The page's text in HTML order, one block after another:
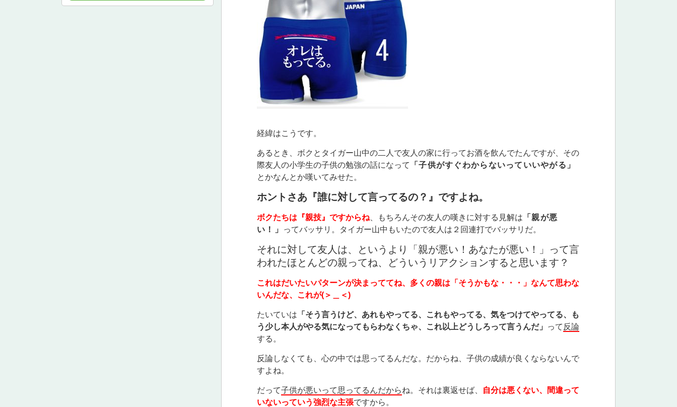
経緯はこうです。
あるとき、ボクとタイガー山中の二人で友人の家に行ってお酒を飲んでたんですが、その
際友人の小学生の子供の勉強の話になって
「子供がすぐわからないっていいやがる」
とかなんとか嘆いてみせた。
ホントさあ『誰に対して言ってるの？』ですよね。
ボクたちは『親技』ですからね 、もちろんその友人の嘆きに対する見解は 「親が悪
い！」
ってバッサリ。タイガー山中もいたので友人は２回連打でバッサリだ。
それに対して友人は、というより「親が悪い！あなたが悪い！」って言
われたほとんどの親ってね、どういうリアクションすると思います？
これはだいたいパターンが決まっててね、多くの親は「そうかもな・・・」なんて思わな
いんだな、これが(＞＿＜)
たいていは 「そう言うけど、あれもやってる、これもやってる、気をつけてやってる、も
う少し本人がやる気になってもらわなくちゃ、これ以上どうしろって言うんだ」
って 反論
する。
反論しなくても、心の中では思ってるんだな。だからね、子供の成績が良くならないんで
すよね。
だって子供が悪いって思ってるんだからね。それは裏返せば、
自分は悪くない、間違って
いないっていう強烈な主張ですから。